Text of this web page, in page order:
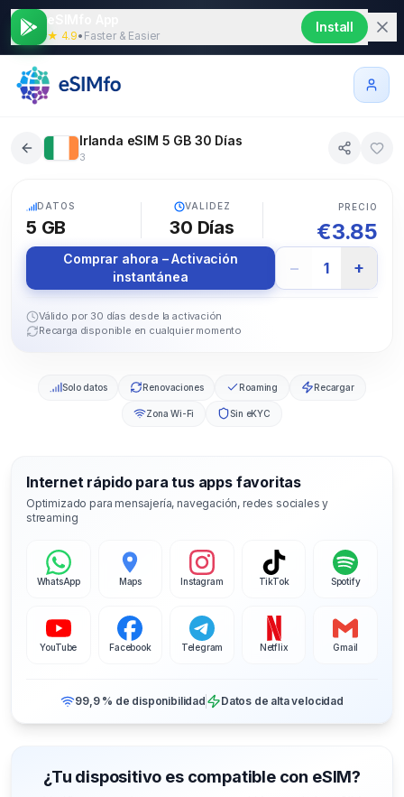
★ 4.9• Faster & Easier
Install
Irlanda eSIM 5 GB 30 Días
3
DATOS
5 GB
VALIDEZ
30 Días
PRECIO
€3.85
Comprar ahora – Activación
instantánea
− 1 +
Válido por 30 días desde la activación
Recarga disponible en cualquier momento
Solo datos Renovaciones Roaming Recargar
Zona Wi-Fi Sin eKYC
Internet rápido para tus apps favoritas
Optimizado para mensajería, navegación, redes sociales y
streaming
WhatsApp Maps Instagram TikTok Spotify
YouTube Facebook Telegram Netflix Gmail
99,9 % de disponibilidad Datos de alta velocidad
¿Tu dispositivo es compatible con eSIM?